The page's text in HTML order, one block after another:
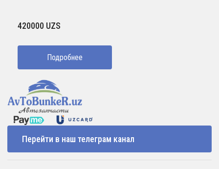
420000 UZS
Подробнее
Перейти в наш телеграм канал